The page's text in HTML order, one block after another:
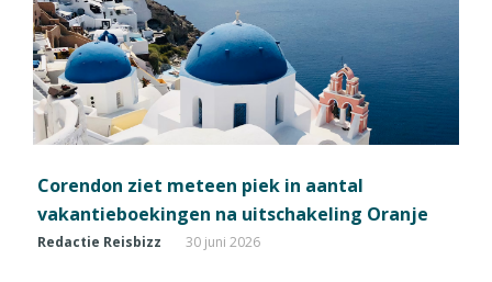
Corendon ziet meteen piek in aantal
vakantieboekingen na uitschakeling Oranje
Redactie Reisbizz 30 juni 2026